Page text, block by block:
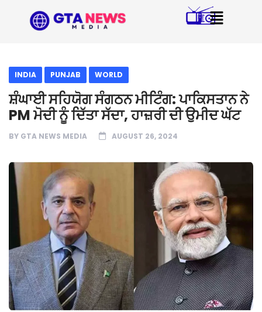
INDIA PUNJAB WORLD
ਸ਼ੰਘਾਈ ਸਹਿਯੋਗ ਸੰਗਠਨ ਮੀਟਿੰਗ: ਪਾਕਿਸਤਾਨ ਨੇ
PM ਮੋਦੀ ਨੂੰ ਦਿੱਤਾ ਸੱਦਾ, ਹਾਜ਼ਰੀ ਦੀ ਉਮੀਦ ਘੱਟ
BY GTA NEWS MEDIA AUGUST 26, 2024